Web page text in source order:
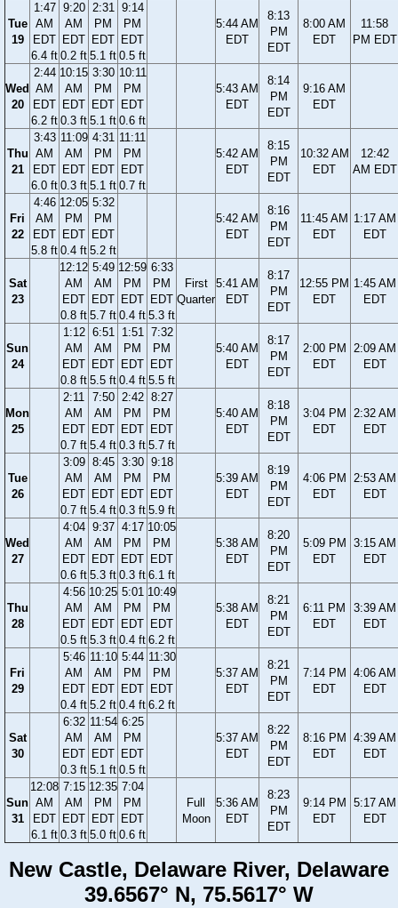
Tue
19
1:47
AM
EDT
6.4 ft
9:20
AM
EDT
0.2 ft
2:31
PM
EDT
5.1 ft
9:14
PM
EDT
0.5 ft
5:44 AM
EDT
8:13
PM
EDT
8:00 AM
EDT
11:58
PM EDT
Wed
20
2:44
AM
EDT
6.2 ft
10:15
AM
EDT
0.3 ft
3:30
PM
EDT
5.1 ft
10:11
PM
EDT
0.6 ft
5:43 AM
EDT
8:14
PM
EDT
9:16 AM
EDT
Thu
21
3:43
AM
EDT
6.0 ft
11:09
AM
EDT
0.3 ft
4:31
PM
EDT
5.1 ft
11:11
PM
EDT
0.7 ft
5:42 AM
EDT
8:15
PM
EDT
10:32 AM
EDT
12:42
AM EDT
Fri
22
4:46
AM
EDT
5.8 ft
12:05
PM
EDT
0.4 ft
5:32
PM
EDT
5.2 ft
5:42 AM
EDT
8:16
PM
EDT
11:45 AM
EDT
1:17 AM
EDT
Sat
23
12:12
AM
EDT
0.8 ft
5:49
AM
EDT
5.7 ft
12:59
PM
EDT
0.4 ft
6:33
PM
EDT
5.3 ft
First
Quarter
5:41 AM
EDT
8:17
PM
EDT
12:55 PM
EDT
1:45 AM
EDT
Sun
24
1:12
AM
EDT
0.8 ft
6:51
AM
EDT
5.5 ft
1:51
PM
EDT
0.4 ft
7:32
PM
EDT
5.5 ft
5:40 AM
EDT
8:17
PM
EDT
2:00 PM
EDT
2:09 AM
EDT
Mon
25
2:11
AM
EDT
0.7 ft
7:50
AM
EDT
5.4 ft
2:42
PM
EDT
0.3 ft
8:27
PM
EDT
5.7 ft
5:40 AM
EDT
8:18
PM
EDT
3:04 PM
EDT
2:32 AM
EDT
Tue
26
3:09
AM
EDT
0.7 ft
8:45
AM
EDT
5.4 ft
3:30
PM
EDT
0.3 ft
9:18
PM
EDT
5.9 ft
5:39 AM
EDT
8:19
PM
EDT
4:06 PM
EDT
2:53 AM
EDT
Wed
27
4:04
AM
EDT
0.6 ft
9:37
AM
EDT
5.3 ft
4:17
PM
EDT
0.3 ft
10:05
PM
EDT
6.1 ft
5:38 AM
EDT
8:20
PM
EDT
5:09 PM
EDT
3:15 AM
EDT
Thu
28
4:56
AM
EDT
0.5 ft
10:25
AM
EDT
5.3 ft
5:01
PM
EDT
0.4 ft
10:49
PM
EDT
6.2 ft
5:38 AM
EDT
8:21
PM
EDT
6:11 PM
EDT
3:39 AM
EDT
Fri
29
5:46
AM
EDT
0.4 ft
11:10
AM
EDT
5.2 ft
5:44
PM
EDT
0.4 ft
11:30
PM
EDT
6.2 ft
5:37 AM
EDT
8:21
PM
EDT
7:14 PM
EDT
4:06 AM
EDT
Sat
30
6:32
AM
EDT
0.3 ft
11:54
AM
EDT
5.1 ft
6:25
PM
EDT
0.5 ft
5:37 AM
EDT
8:22
PM
EDT
8:16 PM
EDT
4:39 AM
EDT
Sun
31
12:08
AM
EDT
6.1 ft
7:15
AM
EDT
0.3 ft
12:35
PM
EDT
5.0 ft
7:04
PM
EDT
0.6 ft
Full
Moon
5:36 AM
EDT
8:23
PM
EDT
9:14 PM
EDT
5:17 AM
EDT
New Castle, Delaware River, Delaware
39.6567° N, 75.5617° W